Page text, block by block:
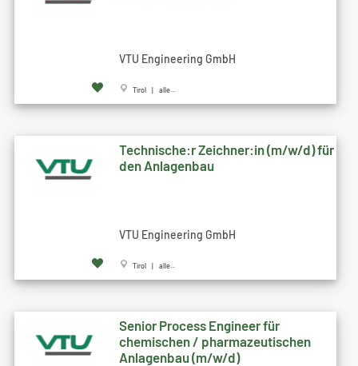
VTU Engineering GmbH
Tirol | alle...
Technische:r Zeichner:in (m/w/d) für
den Anlagenbau
VTU Engineering GmbH
Tirol | alle...
Senior Process Engineer für
chemischen / pharmazeutischen
Anlagenbau (m/w/d)